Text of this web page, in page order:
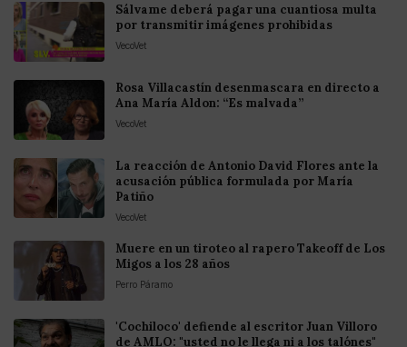
Sálvame deberá pagar una cuantiosa multa
por transmitir imágenes prohibidas
VecoVet
Rosa Villacastín desenmascara en directo a
Ana María Aldon: “Es malvada”
VecoVet
La reacción de Antonio David Flores ante la
acusación pública formulada por María
Patiño
VecoVet
Muere en un tiroteo al rapero Takeoff de Los
Migos a los 28 años
Perro Páramo
'Cochiloco' defiende al escritor Juan Villoro
de AMLO: "usted no le llega ni a los talónes"